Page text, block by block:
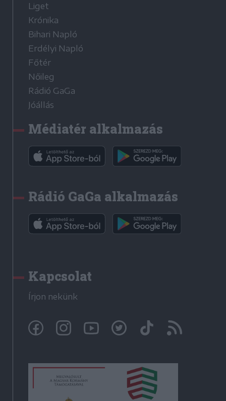
Liget
Krónika
Bihari Napló
Erdélyi Napló
Főtér
Nőileg
Rádió GaGa
Jóállás
Médiatér alkalmazás
Rádió GaGa alkalmazás
Kapcsolat
Írjon nekünk